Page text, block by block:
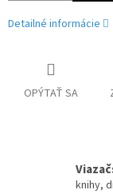
Detailné informácie
OPÝTAŤ SA
knihy,